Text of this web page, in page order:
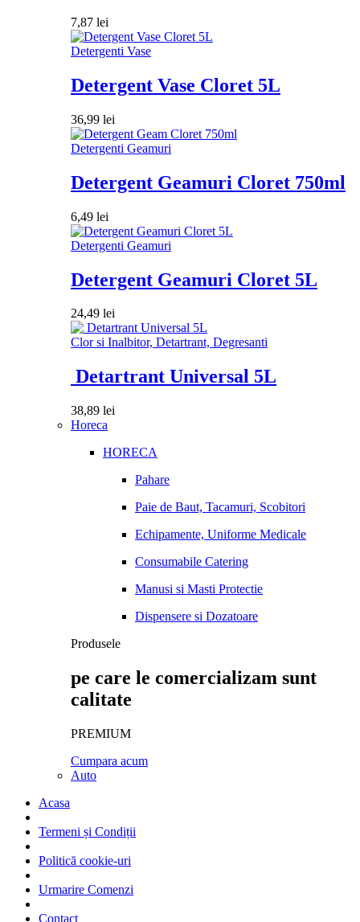
7,87 lei
Detergenti Vase
Detergent Vase Cloret 5L
36,99 lei
Detergenti Geamuri
Detergent Geamuri Cloret 750ml
6,49 lei
Detergenti Geamuri
Detergent Geamuri Cloret 5L
24,49 lei
Clor si Inalbitor, Detartrant, Degresanti
Detartrant Universal 5L
38,89 lei
Horeca
HORECA
Pahare
Paie de Baut, Tacamuri, Scobitori
Echipamente, Uniforme Medicale
Consumabile Catering
Manusi si Masti Protectie
Dispensere si Dozatoare
Produsele
pe care le comercializam sunt
calitate
PREMIUM
Cumpara acum
Auto
Acasa
Termeni și Condiții
Politică cookie-uri
Urmarire Comenzi
Contact